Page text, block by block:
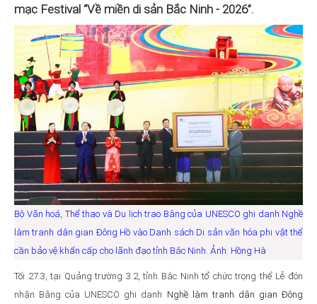
mạc Festival “Về miền di sản Bắc Ninh - 2026”.
Bộ Văn hoá, Thể thao và Du lịch trao Bằng của UNESCO ghi danh Nghề
làm tranh dân gian Đông Hồ vào Danh sách Di sản văn hóa phi vật thể
cần bảo vệ khẩn cấp cho lãnh đạo tỉnh Bắc Ninh. Ảnh: Hồng Hà
Tối 27.3, tại Quảng trường 3.2, tỉnh Bắc Ninh tổ chức trọng thể Lễ đón
nhận Bằng của UNESCO ghi danh Nghề làm tranh dân gian Đông